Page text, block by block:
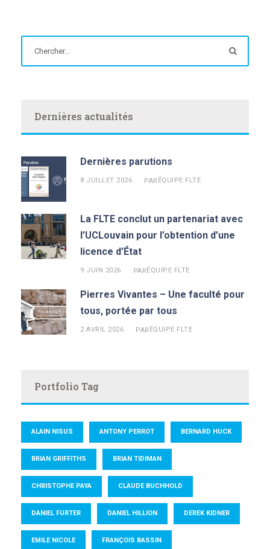
Dernières actualités
Dernières parutions
8 JUILLET 2026 PAR ÉQUIPE FLTE
La FLTE conclut un partenariat avec
l’UCLouvain pour l’obtention d’une
licence d’État
9 JUIN 2026 PARÉQUIPE FLTE
Pierres Vivantes – Une faculté pour
tous, portée par tous
2 AVRIL 2026 PAR ÉQUIPE FLTE
Portfolio Tag
ALAIN NISUS ANTONY PERROT BERNARD HUCK
BRIAN GRIFFITHS BRIAN TIDIMAN
CHRISTOPHE PAYA CLAUDE BUCHHOLD
DANIEL FURTER DANIEL HILLION DEREK KIDNER
EMILE NICOLE FRANÇOIS BASSIN